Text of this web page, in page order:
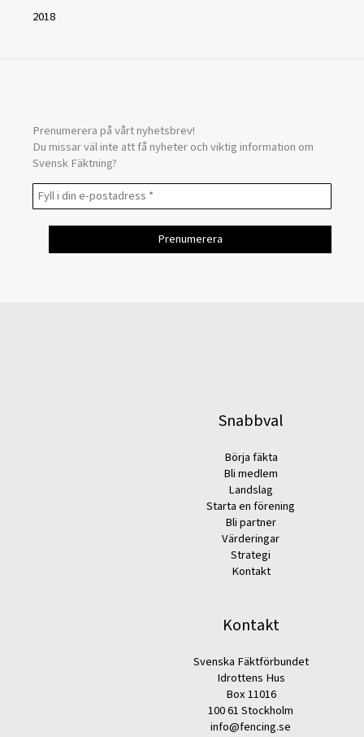
2018
Prenumerera på vårt nyhetsbrev!
Du missar väl inte att få nyheter och viktig information om
Svensk Fäktning?
Snabbval
Börja fäkta
Bli medlem
Landslag
Starta en förening
Bli partner
Värderingar
Strategi
Kontakt
Kontakt
Svenska Fäktförbundet
Idrottens Hus
Box 11016
100 61 Stockholm
info@fencing.se